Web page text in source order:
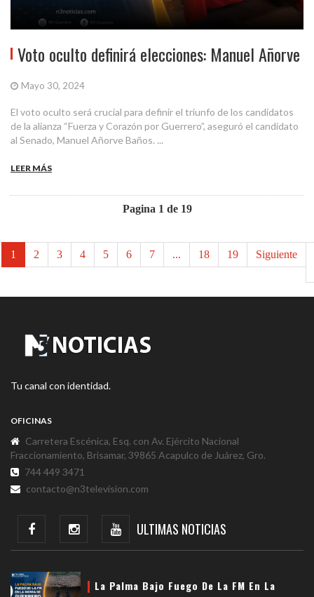
Voto oculto definirá elecciones: Manuel Añorve
Mayo 30, 2024
El voto oculto será crucial para definir el triunfo de los candidatos
de la alianza “Fuerza y Corazón por Guerrero”, aseguró el candidato
al Senado, Manuel Añorve Baños. ...
LEER MÁS
Pagina 1 de 19
1 2 3 4 5 6 7 ... 18 19 Siguiente
Tu canal con identidad.
OFICINAS
Carretera Escénica, Esq. con Av. Ejército Nacional
Fraccionamiento, Brisamar, 39865 Acapulco de Juárez, Gro.
744 449 3471
contacto@n3television.com
ULTIMAS NOTICIAS
La Palma Bajo Fuego De La FM En La